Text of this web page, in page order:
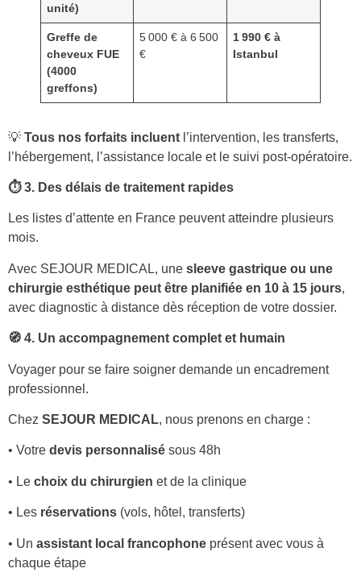
unité)
Greffe de
cheveux FUE
(4000
greffons)
5 000 € à 6 500
€
1 990 € à
Istanbul
💡 Tous nos forfaits incluent l’intervention, les transferts,
l’hébergement, l’assistance locale et le suivi post-opératoire.
⏱️ 3. Des délais de traitement rapides
Les listes d’attente en France peuvent atteindre plusieurs
mois.
Avec SEJOUR MEDICAL, une sleeve gastrique ou une
chirurgie esthétique peut être planifiée en 10 à 15 jours,
avec diagnostic à distance dès réception de votre dossier.
🧭 4. Un accompagnement complet et humain
Voyager pour se faire soigner demande un encadrement
professionnel.
Chez SEJOUR MEDICAL, nous prenons en charge :
• Votre devis personnalisé sous 48h
• Le choix du chirurgien et de la clinique
• Les réservations (vols, hôtel, transferts)
• Un assistant local francophone présent avec vous à
chaque étape